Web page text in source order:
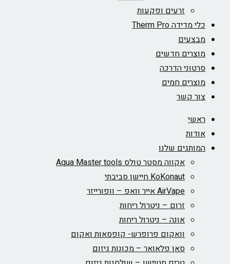
זרעים ופקעות
כלי מדידה Therm Pro
מבצעים
מוצרים חדשים
סרטוני הדרכה
מוצרים חמים
צור קשר
ראשי
אודות
המותגים שלנו
אקווה מסטר טולס Aqua Master tools
KoKonaut חיישן סביבתי
AirVape אייר וואפ – וופורייזר
זרום – ניטרול ריחות
אונה – ניטרול ריחות
וואקום פרופרש- קופסאות ואקום
סאן פלאואר – מכונות גיזום